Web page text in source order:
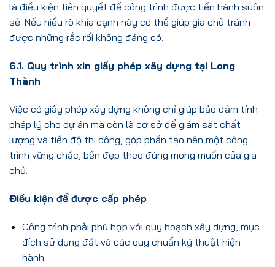
là điều kiện tiên quyết để công trình được tiến hành suôn
sẻ. Nếu hiểu rõ khía cạnh này có thể giúp gia chủ tránh
được những rắc rối không đáng có.
6.1. Quy trình xin giấy phép xây dựng tại Long
Thành
Việc có giấy phép xây dựng không chỉ giúp bảo đảm tính
pháp lý cho dự án mà còn là cơ sở để giám sát chất
lượng và tiến độ thi công, góp phần tạo nên một công
trình vững chắc, bền đẹp theo đúng mong muốn của gia
chủ.
Điều kiện để được cấp phép
Công trình phải phù hợp với quy hoạch xây dựng, mục
đích sử dụng đất và các quy chuẩn kỹ thuật hiện
hành.